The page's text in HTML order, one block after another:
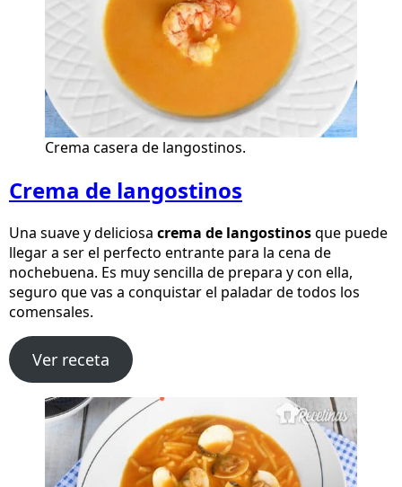
Crema casera de langostinos.
Crema de langostinos
Una suave y deliciosa crema de langostinosque puede
llegar a ser el perfecto entrante para la cena de
nochebuena. Es muy sencilla de prepara y con ella,
seguro que vas a conquistar el paladar de todos los
comensales.
Ver receta